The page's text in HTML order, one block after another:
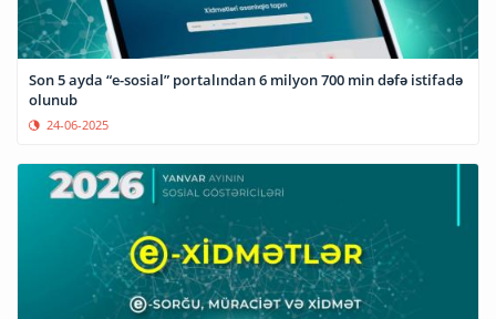
Son 5 ayda “e-sosial” portalından 6 milyon 700 min dəfə istifadə
olunub
24-06-2025